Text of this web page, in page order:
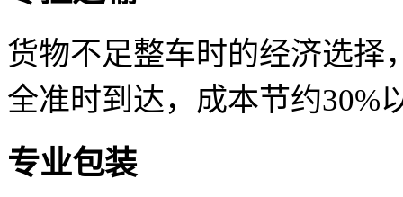
货物不足整车时的经济选择
全准时到达，成本节约30%
专业包装